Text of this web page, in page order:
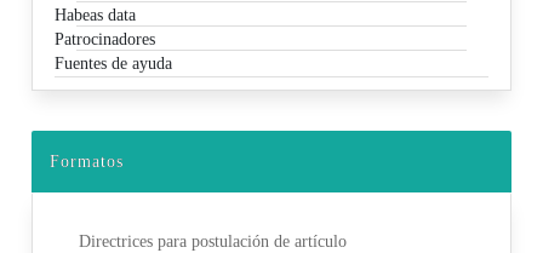
Habeas data
Patrocinadores
Fuentes de ayuda
Formatos
Directrices para postulación de artículo